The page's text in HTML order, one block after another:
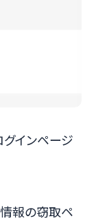
グインページ
報の窃取ペ